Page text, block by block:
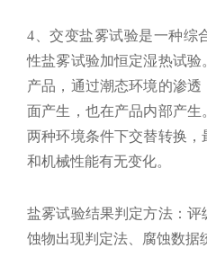
4、交变盐雾试验是一种综
性盐雾试验加恒定湿热试
产品，通过潮态环境的渗
面产生，也在产品内部产
两种环境条件下交替转换
和机械性能有无变化。
盐雾试验结果判定方法：
蚀物出现判定法、腐蚀数据